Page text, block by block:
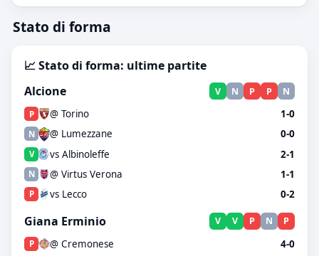
Stato di forma
📈 Stato di forma: ultime partite
Alcione
V N P P N
P @ Torino 1-0
N @ Lumezzane 0-0
V vs Albinoleffe 2-1
N @ Virtus Verona 1-1
P vs Lecco 0-2
Giana Erminio V V P N P
P @ Cremonese 4-0